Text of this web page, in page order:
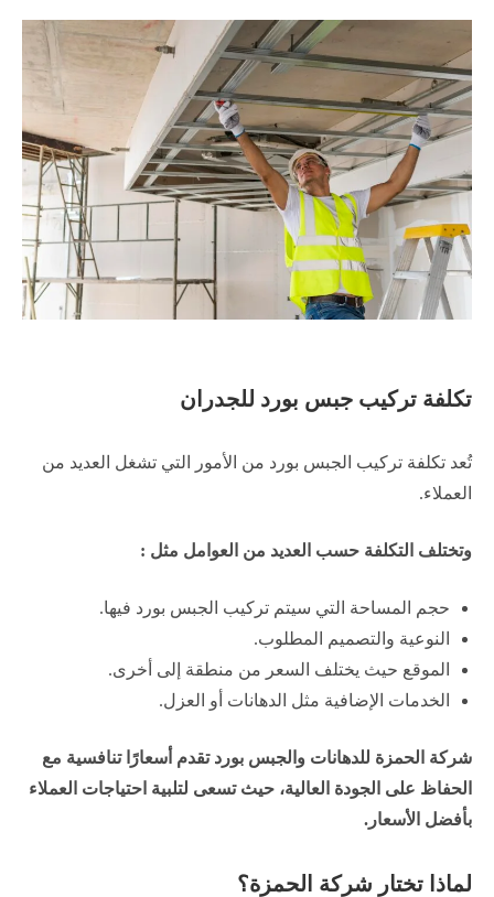
تكلفة تركيب جبس بورد للجدران
تُعد تكلفة تركيب الجبس بورد من الأمور التي تشغل العديد من
العملاء.
وتختلف التكلفة حسب العديد من العوامل مثل :
حجم المساحة التي سيتم تركيب الجبس بورد فيها.
النوعية والتصميم المطلوب.
الموقع حيث يختلف السعر من منطقة إلى أخرى.
الخدمات الإضافية مثل الدهانات أو العزل.
شركة الحمزة للدهانات والجبس بورد تقدم أسعارًا تنافسية مع
الحفاظ على الجودة العالية، حيث تسعى لتلبية احتياجات العملاء
بأفضل الأسعار.
لماذا تختار شركة الحمزة؟